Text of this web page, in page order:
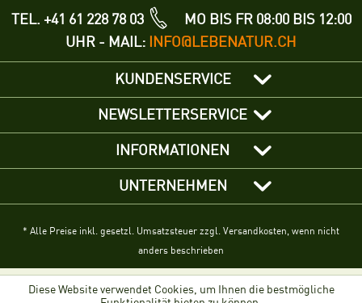
TEL. +41 61 228 78 03
MO BIS FR 08:00 BIS 12:00
UHR - MAIL: INFO@LEBENATUR.CH
KUNDENSERVICE
NEWSLETTERSERVICE
INFORMATIONEN
UNTERNEHMEN
* Alle Preise inkl. gesetzl. Umsatzsteuer zzgl. Versandkosten, wenn nicht
anders beschrieben
Diese Website verwendet Cookies, um Ihnen die bestmögliche